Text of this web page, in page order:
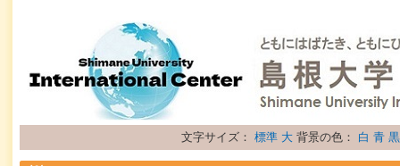
文字サイズ： 標準 大 背景の色： 白 青 黒